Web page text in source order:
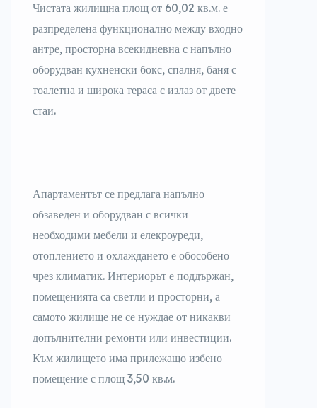
Чистата жилищна площ от 60,02 кв.м. е
разпределена функционално между входно
антре, просторна всекидневна с напълно
оборудван кухненски бокс, спалня, баня с
тоалетна и широка тераса с излаз от двете
стаи.
Апартаментът се предлага напълно
обзаведен и оборудван с всички
необходими мебели и елекроуреди,
отоплението и охлаждането е обособено
чрез климатик. Интериорът е поддържан,
помещенията са светли и просторни, а
самото жилище не се нуждае от никакви
допълнителни ремонти или инвестиции.
Към жилището има прилежащо избено
помещение с площ 3,50 кв.м.